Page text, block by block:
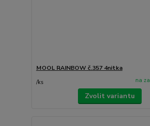
MOOL RAINBOW č.357 4nitka
/ks na
Zvolit variantu